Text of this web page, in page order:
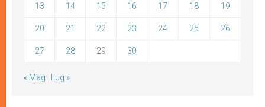
13 14 15 16 17 18 19
20 21 22 23 24 25 26
27 28 29 30
« Mag Lug »